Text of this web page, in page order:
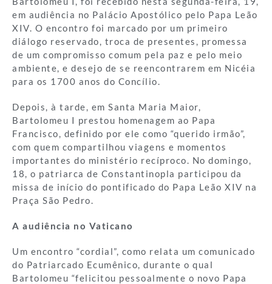
em audiência no Palácio Apostólico pelo Papa Leão
XIV. O encontro foi marcado por um primeiro
diálogo reservado, troca de presentes, promessa
de um compromisso comum pela paz e pelo meio
ambiente, e desejo de se reencontrarem em Nicéia
para os 1700 anos do Concílio.
Depois, à tarde, em Santa Maria Maior,
Bartolomeu I prestou homenagem ao Papa
Francisco, definido por ele como “querido irmão”,
com quem compartilhou viagens e momentos
importantes do ministério recíproco. No domingo,
18, o patriarca de Constantinopla participou da
missa de início do pontificado do Papa Leão XIV na
Praça São Pedro.
A audiência no Vaticano
Um encontro “cordial”, como relata um comunicado
do Patriarcado Ecumênico, durante o qual
Bartolomeu “felicitou pessoalmente o novo Papa